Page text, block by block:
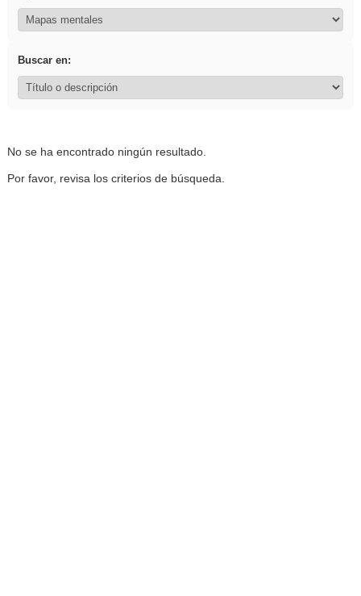
Buscar en:
No se ha encontrado ningún resultado.
Por favor, revisa los criterios de búsqueda.